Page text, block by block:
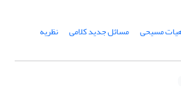
مسیحی مسائل جدید کلامی نظریه